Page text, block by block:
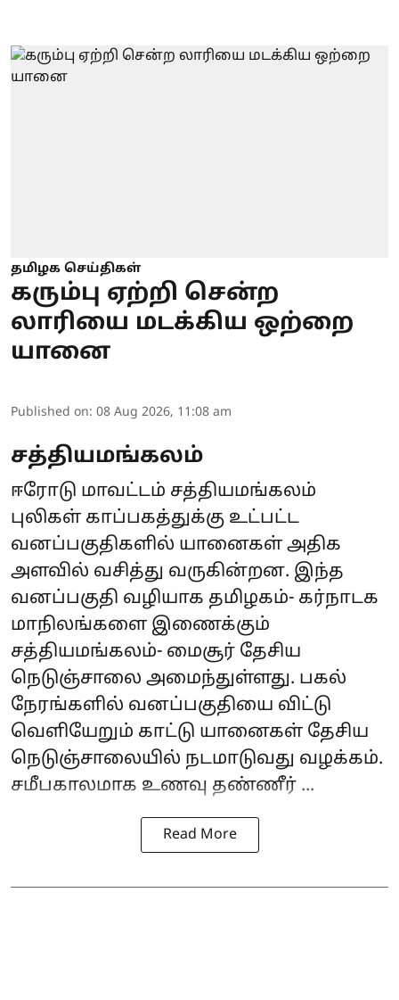
தமிழக செய்திகள்
கரும்பு ஏற்றி சென்ற
லாரியை மடக்கிய ஒற்றை
யானை
Published on: 08 Aug 2026, 11:08 am
சத்தியமங்கலம்
ஈரோடு மாவட்டம் சத்தியமங்கலம்
புலிகள் காப்பகத்துக்கு உட்பட்ட
வனப்பகுதிகளில் யானைகள் அதிக
அளவில் வசித்து வருகின்றன. இந்த
வனப்பகுதி வழியாக தமிழகம்- கர்நாடக
மாநிலங்களை இணைக்கும்
சத்தியமங்கலம்- மைசூர் தேசிய
நெடுஞ்சாலை அமைந்துள்ளது. பகல்
நேரங்களில் வனப்பகுதியை விட்டு
வெளியேறும் காட்டு யானைகள் தேசிய
நெடுஞ்சாலையில் நடமாடுவது வழக்கம்.
சமீபகாலமாக உணவு தண்ணீர் ...
Read More